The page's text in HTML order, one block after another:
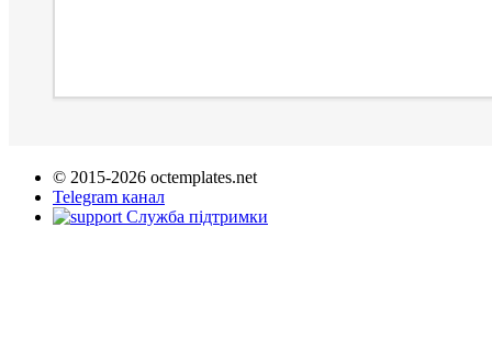
© 2015-2026 octemplates.net
Telegram канал
Служба підтримки